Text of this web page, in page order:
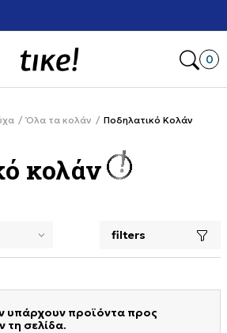
0
Όλα τα κολάν Ποδηλατικό Κολάν
κολάν
the filters and loads new
filters
υπάρχουν προϊόντα προς
τη σελίδα.